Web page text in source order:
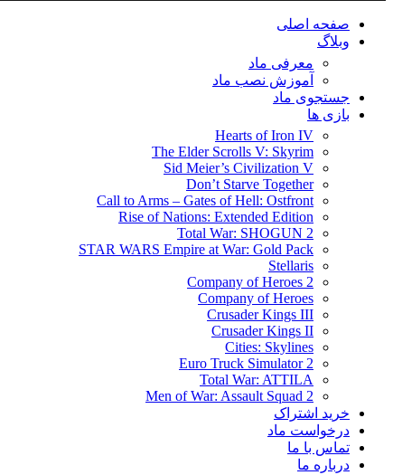
صفحه اصلی
وبلاگ
معرفی ماد
آموزش نصب ماد
جستجوی ماد
بازی ها
Hearts of Iron IV
The Elder Scrolls V: Skyrim
Sid Meier’s Civilization V
Don’t Starve Together
Call to Arms – Gates of Hell: Ostfront
Rise of Nations: Extended Edition
Total War: SHOGUN 2
STAR WARS Empire at War: Gold Pack
Stellaris
Company of Heroes 2
Company of Heroes
Crusader Kings III
Crusader Kings II
Cities: Skylines
Euro Truck Simulator 2
Total War: ATTILA
Men of War: Assault Squad 2
خرید اشتراک
درخواست ماد
تماس با ما
درباره ما